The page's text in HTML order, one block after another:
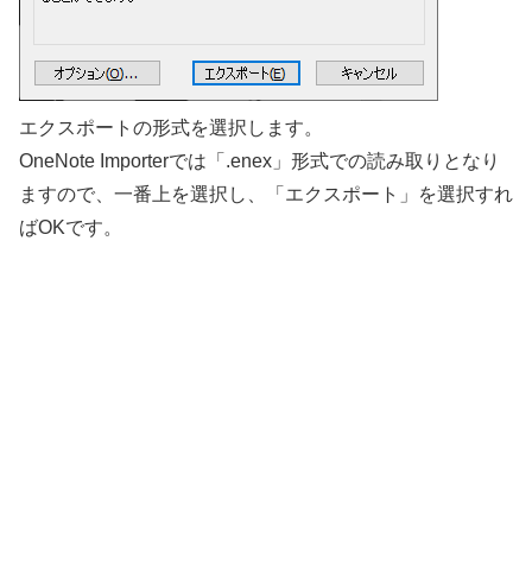
エクスポートの形式を選択します。
OneNote Importerでは「.enex」形式での読み取りとなり
ますので、一番上を選択し、「エクスポート」を選択すれ
ばOKです。